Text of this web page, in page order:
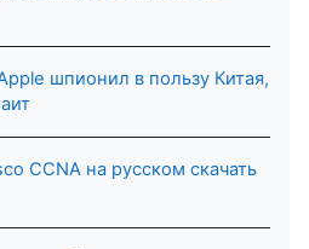
шпионил в пользу Китая,
CCNA на русском скачать